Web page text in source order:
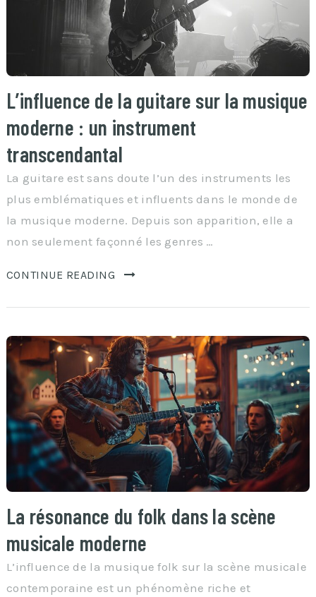
L’influence de la guitare sur la musique
moderne : un instrument
transcendantal
La guitare est sans doute l’un des instruments les
plus emblématiques et influents dans le monde de
la musique moderne. Depuis son apparition, elle a
non seulement façonné les genres …
CONTINUE READING
La résonance du folk dans la scène
musicale moderne
L’influence de la musique folk sur la scène musicale
contemporaine est un phénomène riche et